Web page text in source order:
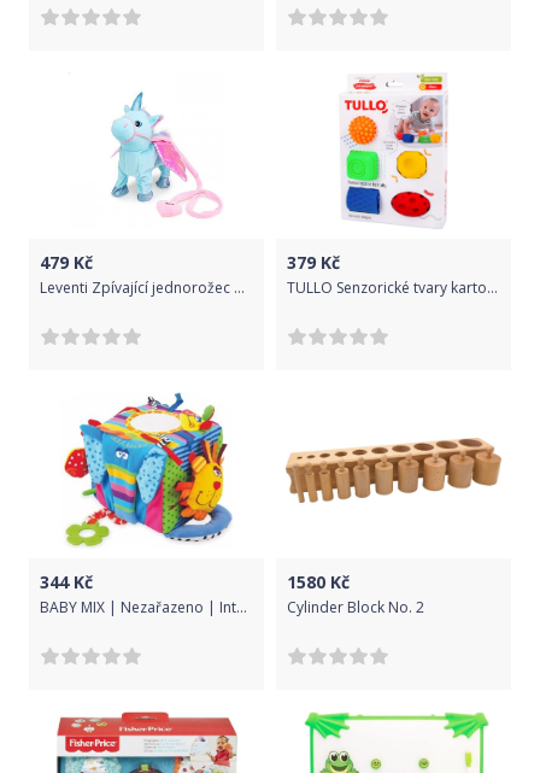
479 Kč
Leventi Zpívající jednorožec Unicorn Roxy- Modrý
379 Kč
TULLO Senzorické tvary karton 5 ks
344Kč
BABY MIX | Nezařazeno | Interaktivní hračka Baby Mix kostka | Dle obrázku |
1580 Kč
Cylinder Block No. 2